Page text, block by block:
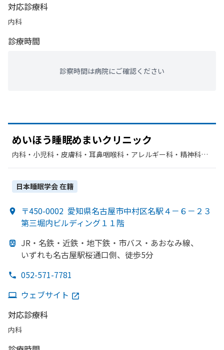
対応診療科
内科
診療時間
診察時間は病院にご確認ください
めいほう睡眠めまいクリニック
内科・​小児科・​皮膚科・​耳鼻咽喉科・​アレルギー科・​精神科・
日本睡眠学会在籍
〒450-0002 愛知県名古屋市中村区名駅４－６－２３
第三堀内ビルディング１１階
JR・名鉄・近鉄・地下鉄・市バス・ あおなみ線、
いずれも名古屋駅桜通口側、 徒歩5分
052-571-7781
ウェブサイト
対応診療科
内科